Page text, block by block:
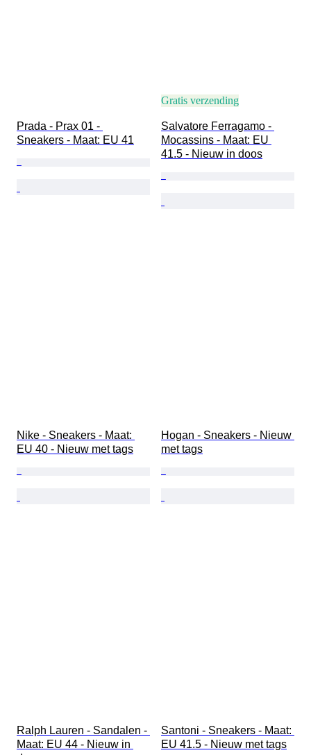
Prada - Prax 01 -
Sneakers - Maat: EU 41
Gratis verzending
Salvatore Ferragamo -
Mocassins - Maat: EU
41.5 - Nieuw in doos
Nike - Sneakers - Maat:
EU 40 - Nieuw met tags
Hogan - Sneakers - Nieuw
met tags
Ralph Lauren - Sandalen -
Maat: EU 44 - Nieuw in
Santoni - Sneakers - Maat:
EU 41.5 - Nieuw met tags